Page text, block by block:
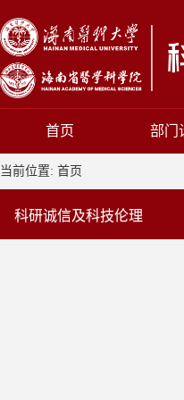
首页 部门
当前位置: 首页
科研诚信及科技伦理